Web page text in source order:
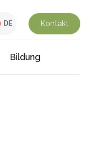
DE Kontakt
Bildung